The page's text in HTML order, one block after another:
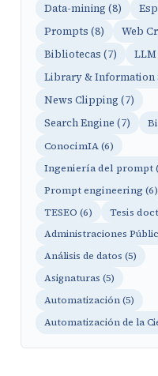
Data-mining (8)
Prompts (8)
Web
Bibliotecas (7)
LLM
Library & Information
News Clipping (7)
Search Engine (7)
ConocimIA (6)
Ingeniería del prompt
Prompt engineering (6)
TESEO (6)
Tesis
Administraciones
Análisis de datos (5)
Asignaturas (5)
Automatización (5)
Automatización de la